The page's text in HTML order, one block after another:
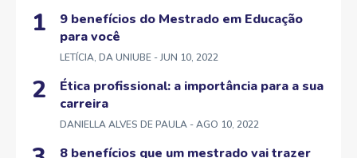
9 benefícios do Mestrado em Educação
para você
LETÍCIA, DA UNIUBE - JUN 10, 2022
Ética profissional: a importância para a sua
carreira
DANIELLA ALVES DE PAULA - AGO 10, 2022
8 benefícios que um mestrado vai trazer